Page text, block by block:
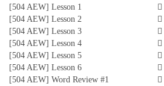
[504 AEW] Lesson 1
[504 AEW] Lesson 2
[504 AEW] Lesson 3
[504 AEW] Lesson 4
[504 AEW] Lesson 5
[504 AEW] Lesson 6
[504 AEW] Word Review #1